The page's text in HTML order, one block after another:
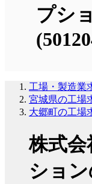
プシ
工場・製造業
宮城県の工場
大郷町の工場
株式
ショ